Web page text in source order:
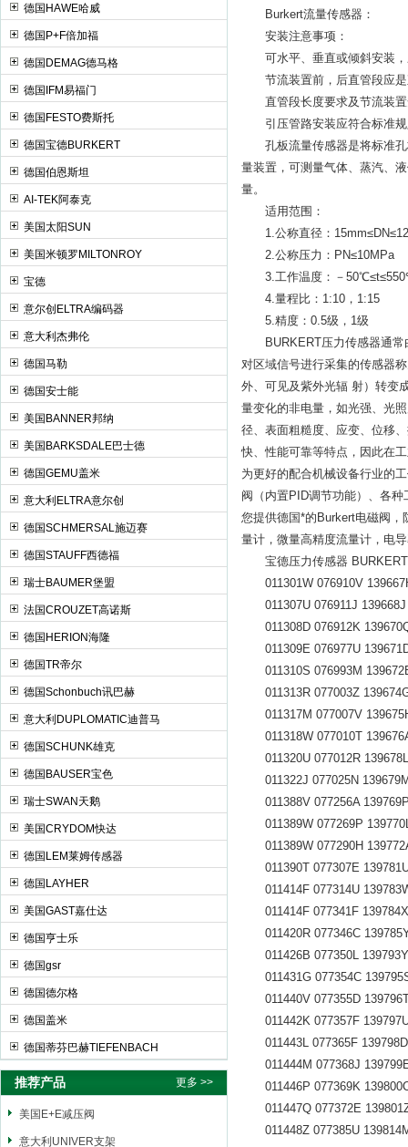
德国HAWE哈威
德国P+F倍加福
德国DEMAG德马格
德国IFM易福门
德国FESTO费斯托
德国宝德BURKERT
德国伯恩斯坦
AI-TEK阿泰克
美国太阳SUN
美国米顿罗MILTONROY
宝德
意尔创ELTRA编码器
意大利杰弗伦
德国马勒
德国安士能
美国BANNER邦纳
美国BARKSDALE巴士德
德国GEMU盖米
意大利ELTRA意尔创
德国SCHMERSAL施迈赛
德国STAUFF西德福
瑞士BAUMER堡盟
法国CROUZET高诺斯
德国HERION海隆
德国TR帝尔
德国Schonbuch讯巴赫
意大利DUPLOMATIC迪普马
德国SCHUNK雄克
德国BAUSER宝色
瑞士SWAN天鹅
美国CRYDOM快达
德国LEM莱姆传感器
德国LAYHER
美国GAST嘉仕达
德国亨士乐
德国gsr
德国德尔格
德国盖米
德国蒂芬巴赫TIEFENBACH
推荐产品 更多 >>
美国E+E减压阀
意大利UNIVER支架
Burkert流量传感器：
安装注意事项：
可水平、垂直或倾斜安装，
节流装置前，后直管段应是
直管段长度要求及节流装置
引压管路安装应符合标准规
孔板流量传感器是将标准孔
量装置，可测量气体、蒸汽、
量。
适用范围：
1.公称直径：
2.公称压力：PN≤10MPa
3.工作温度：－
4.量程比：1:10，1:15
5.精度：0.5级，1级
BURKERT压力传感器通常
对区域信号进行采集的传感器
外、可见及紫外光辐 射）转变
量变化的非电量，如光强、光
径、表面粗糙度、应变、位移
快、性能可靠等特点，因此在
为更好的配合机械设备行业的
阀（内置PID调节功能）、各
您提供德国*的Burkert电磁阀
量计，微量高精度流量计，电
宝德压力传感器 BURKERT
011301W 076910V
011307U 076911J 139668J
011308D 076912K
011309E 076977U
011310S 076993M
011313R 077003Z
011317M 077007V
011318W 077010T
011320U 077012R 139678L
011322J 077025N
011388V 077256A 139769P
011389W 077269P
011389W 077290H
011390T 077307E 139781U
011414F 077314U
011414F 077341F 139784X
011420R 077346C
011426B 077350L 139793Y
011431G 077354C
011440V 077355D 139796T
011442K 077357F 139797U
011443L 077365F 139798D
011444M 077368J 139799E
011446P 077369K
011447Q 077372E
011448Z 077385U